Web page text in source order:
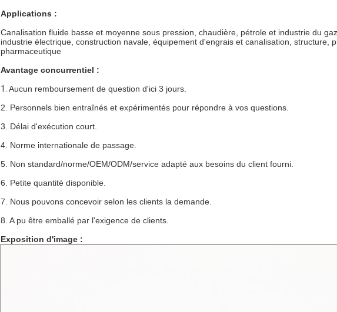
Applications :
Canalisation fluide basse et moyenne sous pression, chaudière, pétrole et industrie du
industrie électrique, construction navale, équipement d'engrais et canalisation, structure,
pharmaceutique
Avantage concurrentiel :
1. Aucun remboursement de question d'ici 3 jours.
2. Personnels bien entraînés et expérimentés pour répondre à vos questions.
3. Délai d'exécution court.
4. Norme internationale de passage.
5. Non standard/norme/OEM/ODM/service adapté aux besoins du client fourni.
6. Petite quantité disponible.
7. Nous pouvons concevoir selon les clients la demande.
8. A pu être emballé par l'exigence de clients.
Exposition d'image :